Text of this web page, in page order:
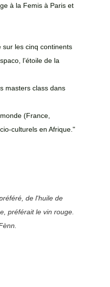
à la Femis à Paris et
sur les cinq continents
l’étoile de la
masters class dans
(France,
culturels en Afrique."
de l'huile de
préférait le vin rouge.